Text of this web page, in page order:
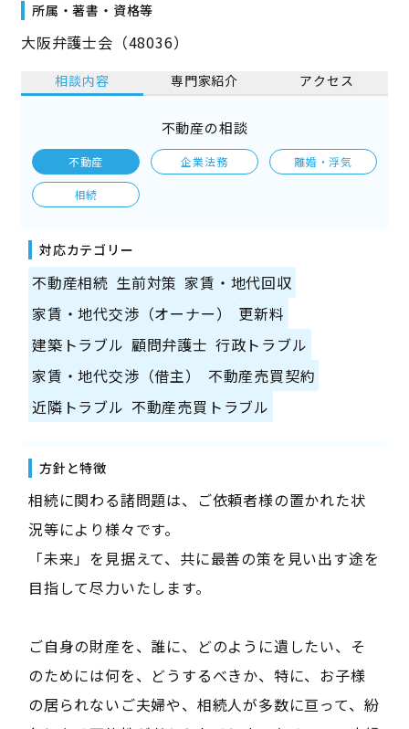
所属・著書・資格等
大阪弁護士会（48036）
相談内容 専門家紹介 アクセス
不動産の相談
不動産 企業法務 離婚・浮気
相続
対応カテゴリー
不動産相続 生前対策 家賃・地代回収
家賃・地代交渉（オーナー）
更新料
建築トラブル 顧問弁護士 行政トラブル
家賃・地代交渉（借主）
不動産売買契約
近隣トラブル 不動産売買トラブル
方針と特徴
相続に関わる諸問題は、ご依頼者様の置かれた状
況等により様々です。
「未来」を見据えて、共に最善の策を見い出す途を
目指して尽力いたします。
ご自身の財産を、誰に、どのように遺したい、そ
のためには何を、どうするべきか、特に、お子様
の居られないご夫婦や、相続人が多数に亘って、紛